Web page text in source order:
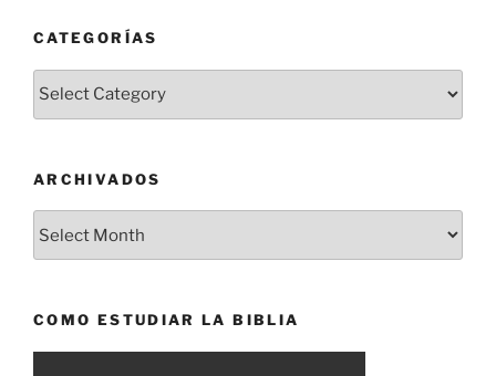
CATEGORÍAS
Categorías
ARCHIVADOS
COMO ESTUDIAR LA BIBLIA